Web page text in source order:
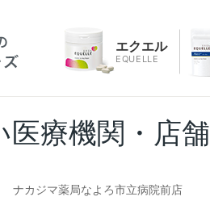
エクエル
EQUELLE
医療機関・店舗
ナカジマ薬局なよろ市立病院前店